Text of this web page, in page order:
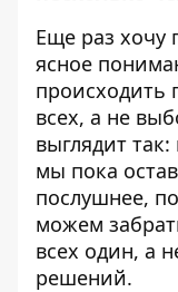
Еще раз хочу
ясное
происходить
всех, а не
выглядит
мы пока
послушнее,
можем
всех один, а
решений.